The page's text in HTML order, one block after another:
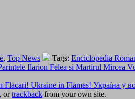
, Top News Tags: Enciclopedia
Ilarion Felea si Martirul Mircea
Ukraine in Flames! Україна у
, ortrackback from your own site.